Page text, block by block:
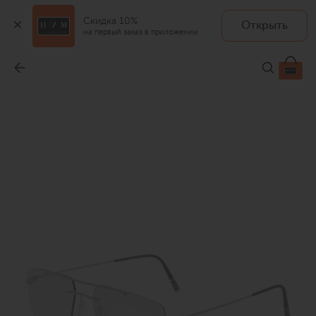
Скидка 10%
на первый заказ в приложении
Открыть